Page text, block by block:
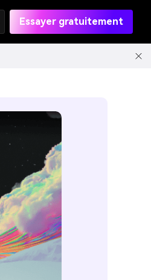
Essayer gratuitement